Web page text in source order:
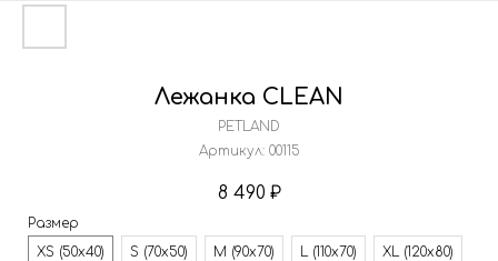
Лежанка CLEAN
PETLAND
Артикул: 00115
8 490 ₽
Размер
XS (50х40)
S (70х50) M (90х70) L (110х70) XL (120х80)